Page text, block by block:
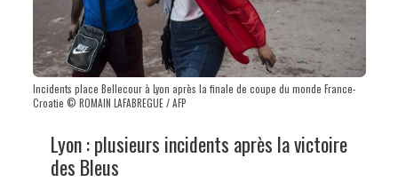
Incidents place Bellecour à Lyon après la finale de coupe du monde France-
Croatie © ROMAIN LAFABREGUE / AFP
Lyon : plusieurs incidents après la victoire
des Bleus